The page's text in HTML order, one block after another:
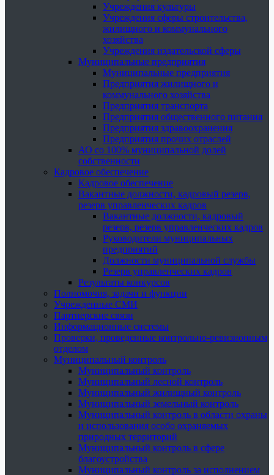
Учреждения культуры
Учреждения сферы строительства,
жилищного и коммунального
хозяйства
Учреждения издательской сферы
Муниципальные предприятия
Муниципальные предприятия
Предприятия жилищного и
коммунального хозяйства
Предприятия транспорта
Предприятия общественного питания
Предприятия здравоохранения
Предприятия прочих отраслей
АО со 100% муниципальной долей
собственности
Кадровое обеспечение
Кадровое обеспечение
Вакантные должности, кадровый резерв,
резерв управленческих кадров
Вакантные должности, кадровый
резерв, резерв управленческих кадров
Руководители муниципальных
предприятий
Должности муниципальной службы
Резерв управленческих кадров
Результаты конкурсов
Полномочия, задачи и функции
Учрежденные СМИ
Партнерские связи
Информационные системы
Проверки, проведенные контрольно-ревизионным
отделом
Муниципальный контроль
Муниципальный контроль
Муниципальный лесной контроль
Муниципальный жилищный контроль
Муниципальный земельный контроль
Муниципальный контроль в области охраны
и использования особо охраняемых
природных территорий
Муниципальный контроль в сфере
благоустройства
Муниципальный контроль за исполнением